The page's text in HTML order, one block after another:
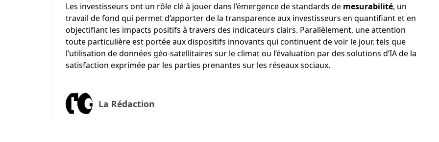
Les investisseurs ont un rôle clé à jouer dans l’émergence de standards de mesurabilité, un
travail de fond qui permet d’apporter de la transparence aux investisseurs en quantifiant et en
objectifiant les impacts positifs à travers des indicateurs clairs. Parallèlement, une attention
toute particulière est portée aux dispositifs innovants qui continuent de voir le jour, tels que
l’utilisation de données géo-satellitaires sur le climat ou l’évaluation par des solutions d’IA de la
satisfaction exprimée par les parties prenantes sur les réseaux sociaux.
La Rédaction